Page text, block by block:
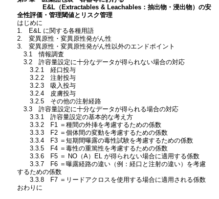
E&L（Extractables & Leachables：抽出物・浸出物）の安
全性評価・管理閾値とリスク管理
はじめに
1. E&L に関する各種用語
2. 変異原性・変異原性発がん性
3. 変異原性・変異原性発がん性以外のエンドポイント
3.1 情報調査
3.2 許容量設定に十分なデータが得られない場合の対応
3.2.1 経口投与
3.2.2 注射投与
3.2.3 吸入投与
3.2.4 皮膚投与
3.2.5 その他の注射経路
3.3 許容量設定に十分なデータが得られる場合の対応
3.3.1 許容量設定の基本的な考え方
3.3.2 F1 ＝種間の外挿を考慮するための係数
3.3.3 F2 ＝個体間の変動を考慮するための係数
3.3.4 F3 ＝短期間曝露の毒性試験を考慮するための係数
3.3.5 F4 ＝毒性の重篤性を考慮するための係数
3.3.6 F5 ＝ NO（A）EL が得られない場合に適用する係数
3.3.7 F6 ＝曝露経路の違い（例：経口と注射の違い）を考慮
するための係数
3.3.8 F7 ＝リードアクロスを使用する場合に適用される係数
おわりに